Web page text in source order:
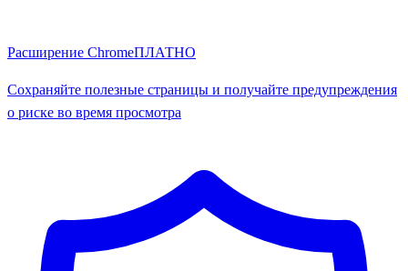
Расширение ChromeПЛАТНО
Сохраняйте полезные страницы и получайте предупреждения
о риске во время просмотра